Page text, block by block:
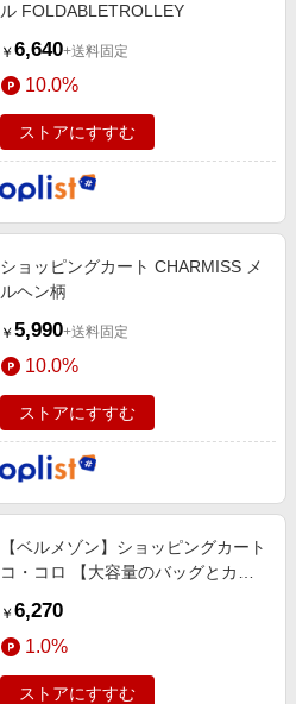
ル FOLDABLETROLLEY
￥ 6,640+送料固定
10.0%
ストアにすすむ
ショッピングカート CHARMISS メ
ルヘン柄
￥ 5,990+送料固定
10.0%
ストアにすすむ
【ベルメゾン】ショッピングカート
コ・コロ 【大容量のバッグとカー
￥ 6,270
1.0%
ストアにすすむ